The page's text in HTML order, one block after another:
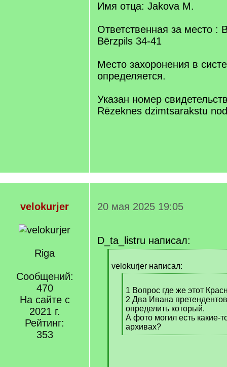
Имя отца: Jakova M.
Ответственная за место :
Bērzpils 34-41
Место захоронения в
определяется.
Указан номер
Rēzeknes dzimtsarakstu
velokurjer
Riga
Сообщений:
470
На сайте с
2021 г.
Рейтинг:
353
20 мая 2025 19:05
D_ta_listru написал:
q
velokurjer написал:
q
]
1 Вопрос где же этот
2 Два Ивана
определить который.
А фото могил есть какие-
архивах?
[